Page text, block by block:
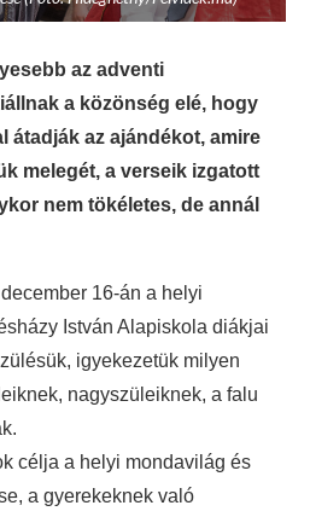
az adventi
a közönség elé, hogy
átadják az ajándékot, amire
melegét, a verseik izgatott
nem tökéletes, de annál
16-án a helyi
István Alapiskola diákjai
igyekezetük milyen
nagyszüleiknek, a falu
célja a helyi mondavilág és
a gyerekeknek való